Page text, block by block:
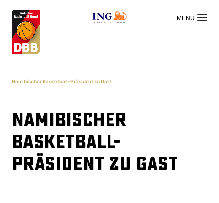
OFFIZIELLER HAUPTSPONSOR
Namibischer Basketball-Präsident zu Gast
Namibischer
Basketball-
Präsident zu Gast